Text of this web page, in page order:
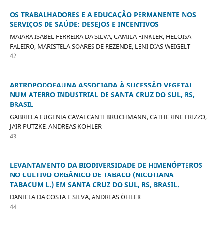
OS TRABALHADORES E A EDUCAÇÃO PERMANENTE NOS
SERVIÇOS DE SAÚDE: DESEJOS E INCENTIVOS
MAIARA ISABEL FERREIRA DA SILVA, CAMILA FINKLER, HELOISA
FALEIRO, MARISTELA SOARES DE REZENDE, LENI DIAS WEIGELT
42
ARTROPODOFAUNA ASSOCIADA À SUCESSÃO VEGETAL
NUM ATERRO INDUSTRIAL DE SANTA CRUZ DO SUL, RS,
BRASIL
GABRIELA EUGENIA CAVALCANTI BRUCHMANN, CATHERINE FRIZZO,
JAIR PUTZKE, ANDREAS KOHLER
43
LEVANTAMENTO DA BIODIVERSIDADE DE HIMENÓPTEROS
NO CULTIVO ORGÂNICO DE TABACO (NICOTIANA
TABACUM L.) EM SANTA CRUZ DO SUL, RS, BRASIL.
DANIELA DA COSTA E SILVA, ANDREAS ÖHLER
44